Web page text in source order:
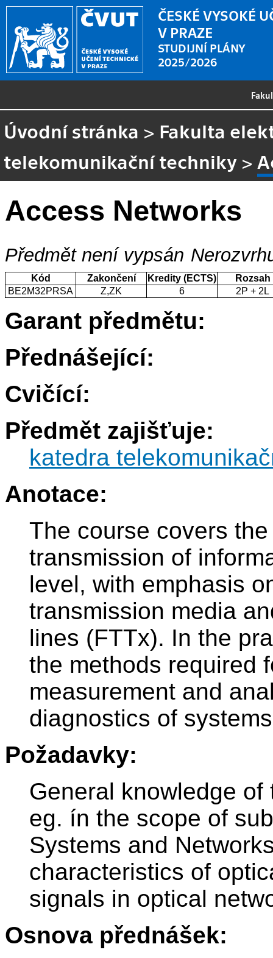
ČESKÉ VYSOKÉ
V PRAZE
STUDIJNÍ PLÁNY
2025/2026
Úvodní stránka > Fakulta
telekomunikační techniky >
Access Networks
Předmět není vypsán
Kód Zakončení Kredity (ECTS)
Rozsah
BE2M32PRSA
Z,ZK 6 2P + 2L
Garant předmětu:
Přednášející:
Cvičící:
Předmět zajišťuje:
katedra
Anotace:
The course covers
transmission of
level, with emphasis
transmission media
lines (FTTx). In the
the methods required
measurement and
diagnostics of
Požadavky:
General knowledge
eg. ín the scope of
Systems and
characteristics of
signals in optical
Osnova přednášek: